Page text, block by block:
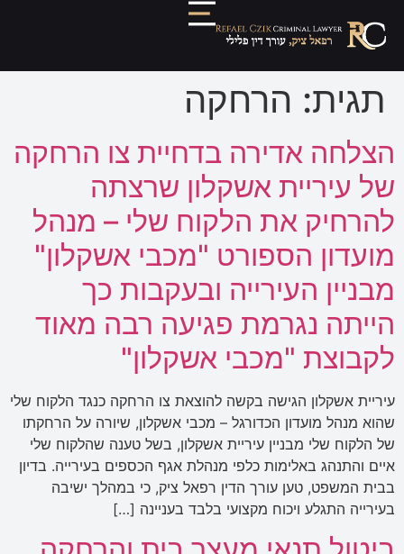
תגית: הרחקה
הצלחה אדירה בדחיית צו הרחקה
של עיריית אשקלון שרצתה
להרחיק את הלקוח שלי – מנהל
מועדון הספורט "מכבי אשקלון"
מבניין העירייה ובעקבות כך
הייתה נגרמת פגיעה רבה מאוד
לקבוצת "מכבי אשקלון"
עיריית אשקלון הגישה בקשה להוצאת צו הרחקה כנגד הלקוח שלי
שהוא מנהל מועדון הכדורגל – מכבי אשקלון, שיורה על הרחקתו
של הלקוח שלי מבניין עיריית אשקלון, בשל טענה שהלקוח שלי
איים והתנהג באלימות כלפי מנהלת אגף הכספים בעירייה. בדיון
בבית המשפט, טען עורך הדין רפאל ציק, כי במהלך ישיבה
בעירייה התגלע ויכוח מקצועי בלבד בעניינה […]